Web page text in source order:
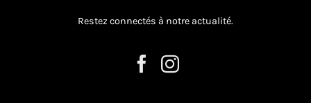
Restez connectés à notre actualité.